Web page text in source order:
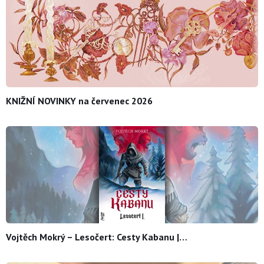
KNIŽNÍ NOVINKY na červenec 2026
Vojtěch Mokrý – Lesočert: Cesty Kabanu |…